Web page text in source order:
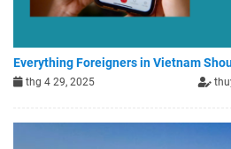
Everything Foreigners in Vietnam
thg 4 29, 2025